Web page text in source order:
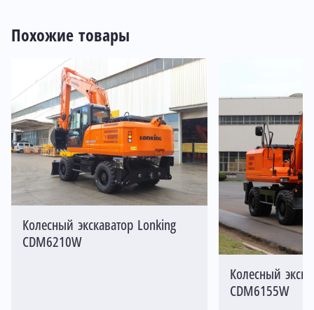
Похожие товары
Колесный экскаватор Lonking
CDM6210W
Колесный
CDM6155W